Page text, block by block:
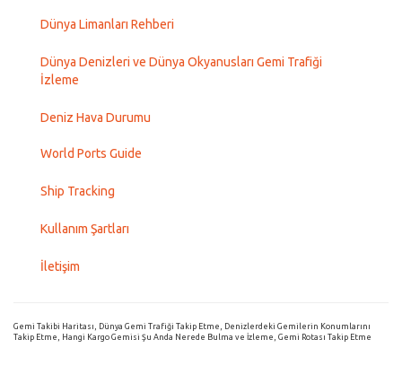
Dünya Limanları Rehberi
Dünya Denizleri ve Dünya Okyanusları Gemi Trafiği
İzleme
Deniz Hava Durumu
World Ports Guide
Ship Tracking
Kullanım Şartları
İletişim
Gemi Takibi Haritası, Dünya Gemi Trafiği Takip Etme, Denizlerdeki Gemilerin Konumlarını
Takip Etme, Hangi Kargo Gemisi Şu Anda Nerede Bulma ve İzleme, Gemi Rotası Takip Etme